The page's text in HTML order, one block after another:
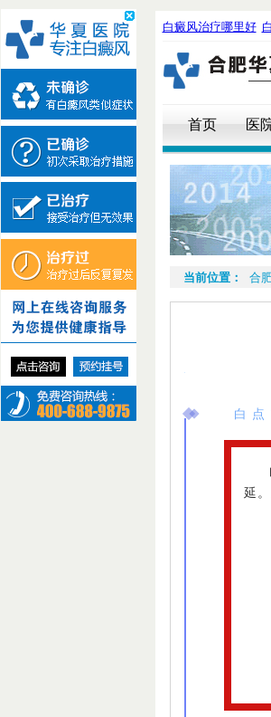
白癜风治疗哪里好
首页 医
当前位置： 合
白
延